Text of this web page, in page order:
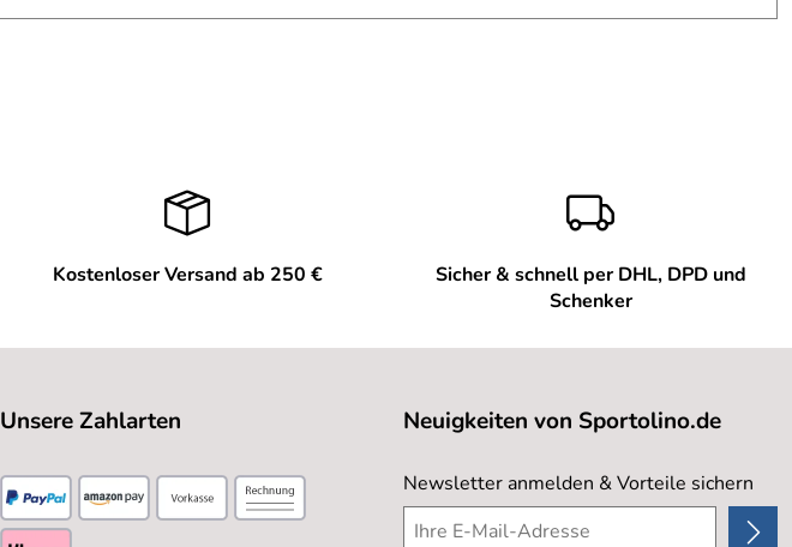
Kostenloser Versand ab 250 €
Sicher & schnell per DHL, DPD und
Schenker
Unsere Zahlarten Neuigkeiten von Sportolino.de
Newsletter anmelden & Vorteile sichern